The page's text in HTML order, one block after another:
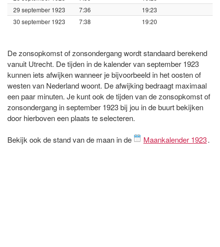
29 september 1923
7:36
19:23
30 september 1923
7:38 19:20
De zonsopkomst of zonsondergang wordt standaard berekend
vanuit Utrecht. De tijden in de kalender van september 1923
kunnen iets afwijken wanneer je bijvoorbeeld in het oosten of
westen van Nederland woont. De afwijking bedraagt maximaal
een paar minuten. Je kunt ook de tijden van de zonsopkomst of
zonsondergang in september 1923 bij jou in de buurt bekijken
door hierboven een plaats te selecteren.
Bekijk ook de stand van de maan in de Maankalender 1923.